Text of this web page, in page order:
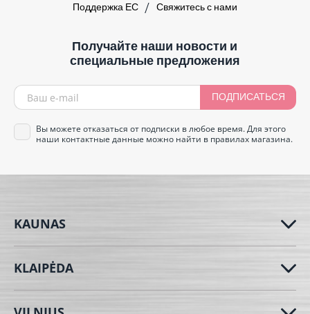
Поддержка ЕС
Свяжитесь с нами
Получайте наши новости и
специальные предложения
ПОДПИСАТЬСЯ
Вы можете отказаться от подписки в любое время. Для этого
наши контактные данные можно найти в правилах магазина.
KAUNAS
KLAIPĖDA